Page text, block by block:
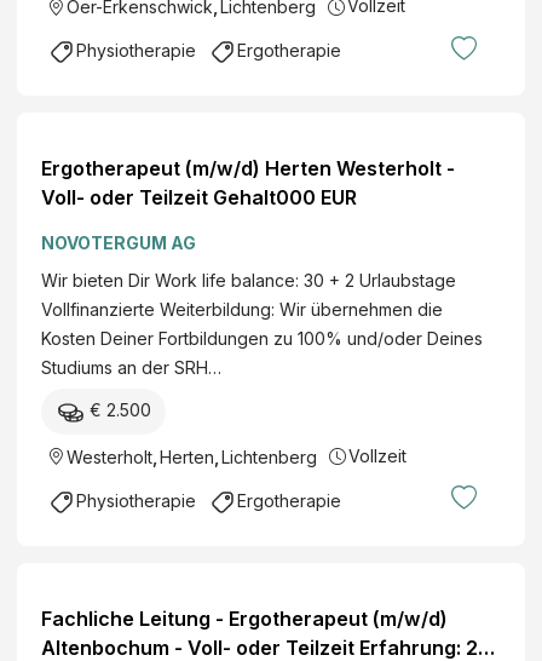
Oer-Erkenschwick Lichtenberg Vollzeit
Physiotherapie Ergotherapie
Ergotherapeut (m/w/d) Herten Westerholt -
Voll- oder Teilzeit Gehalt000 EUR
NOVOTERGUM AG
Wir bieten Dir Work life balance: 30 + 2 Urlaubstage
Vollfinanzierte Weiterbildung: Wir übernehmen die
Kosten Deiner Fortbildungen zu 100% und/oder Deines
Studiums an der SRH…
€ 2.500
Westerholt Herten Lichtenberg Vollzeit
Physiotherapie Ergotherapie
Fachliche Leitung - Ergotherapeut (m/w/d)
Altenbochum - Voll- oder Teilzeit Erfahrung: 2–5